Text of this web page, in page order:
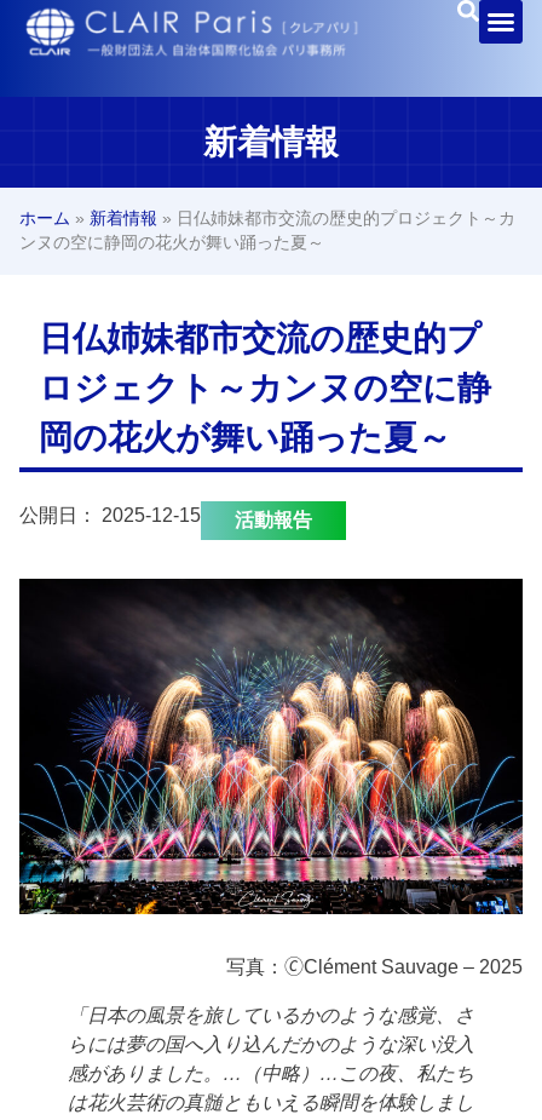
新着情報
ホーム » 新着情報 » 日仏姉妹都市交流の歴史的プロジェクト～カ
ンヌの空に静岡の花火が舞い踊った夏～
日仏姉妹都市交流の歴史的プ
ロジェクト～カンヌの空に静
岡の花火が舞い踊った夏～
公開日： 2025-12-15 活動報告
写真：🄫Clément Sauvage – 2025
「日本の風景を旅しているかのような感覚、さ
らには夢の国へ入り込んだかのような深い没入
感がありました。…（中略）…この夜、私たち
は花火芸術の真髄ともいえる瞬間を体験しまし